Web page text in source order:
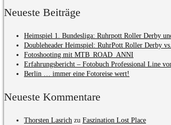
Neueste Beiträge
Heimspiel 1. Bundesliga: Ruhrpott Roller Derby
Doubleheader Heimspiel: RuhrPott Roller Derby
Fotoshooting mit MTB_ROAD_ANNI
Erfahrungsbericht – Fotobuch Professional Line
Berlin … immer eine Fotoreise wert!
Neueste Kommentare
Thorsten Lasrich zu Faszination Lost Place